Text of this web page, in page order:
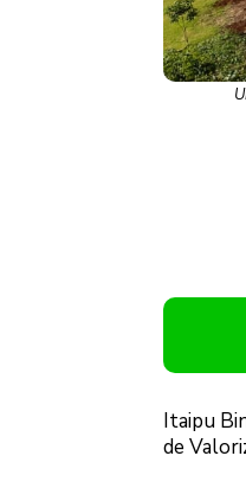
Itaipu
de